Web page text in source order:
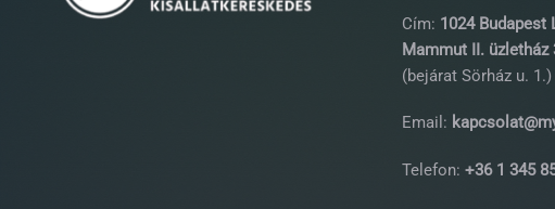
Cím: 1024 Budapest
Mammut II. üzletház
(bejárat Sörház u. 1.)
Email:
Telefon: +36 1 345